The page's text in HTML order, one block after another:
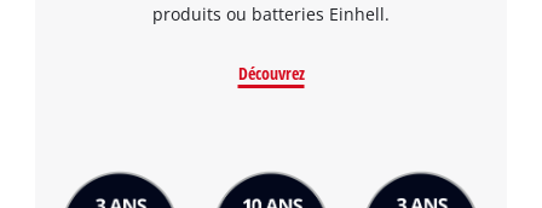
produits ou batteries Einhell.
Découvrez